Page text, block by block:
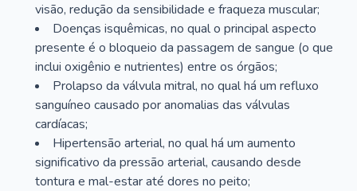
visão, redução da sensibilidade e fraqueza muscular;
Doenças isquêmicas, no qual o principal aspecto
presente é o bloqueio da passagem de sangue (o que
inclui oxigênio e nutrientes) entre os órgãos;
Prolapso da válvula mitral, no qual há um refluxo
sanguíneo causado por anomalias das válvulas
cardíacas;
Hipertensão arterial, no qual há um aumento
significativo da pressão arterial, causando desde
tontura e mal-estar até dores no peito;